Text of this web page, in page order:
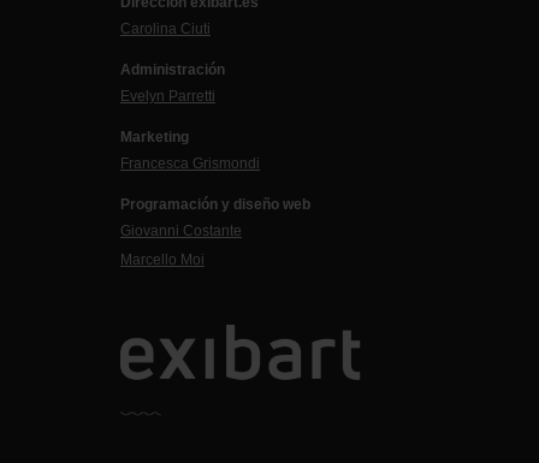
Carolina Ciuti
Administración
Evelyn Parretti
Marketing
Francesca Grismondi
Programación y diseño web
Giovanni Costante
Marcello Moi